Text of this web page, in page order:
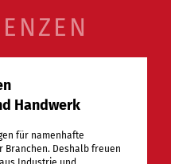
Handwerk
für namenhafte
Branchen. Deshalb freuen